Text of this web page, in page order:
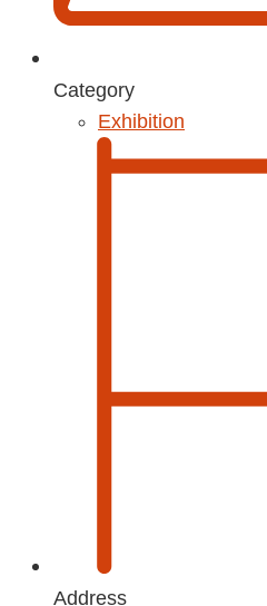
Category
Exhibition
Address